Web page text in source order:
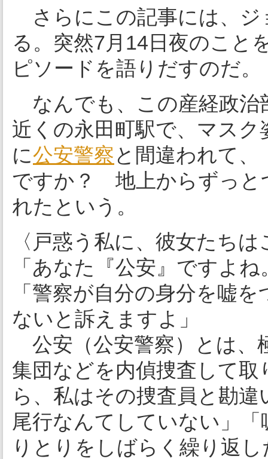
さらにこの記事には、ジ
る。突然7月14日夜のこと
ピソードを語りだすのだ。
なんでも、この産経政治
近くの永田町駅で、マス
に公安警察 と間違われて
ですか？ 地上からずっと
れたという。
〈戸惑う私に、彼女たち
「あなた『公安』ですよね
「警察が自分の身分を嘘
ないと訴えますよ」
公安（公安警察）とは、
集団などを内偵捜査して
ら、私はその捜査員と勘
尾行なんてしていない」
りとりをしばらく繰り返